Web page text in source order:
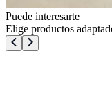
Puede interesarte
Elige productos